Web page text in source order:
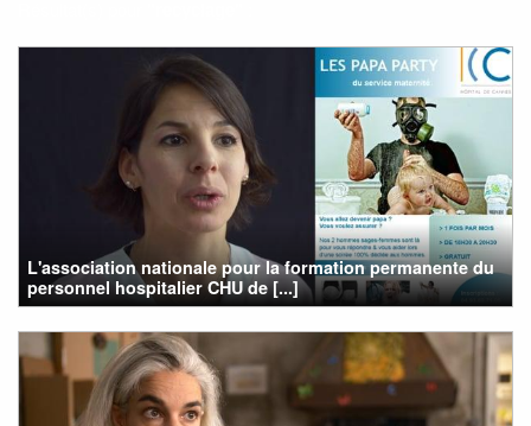
L'association nationale pour la formation permanente du
personnel hospitalier CHU de [...]